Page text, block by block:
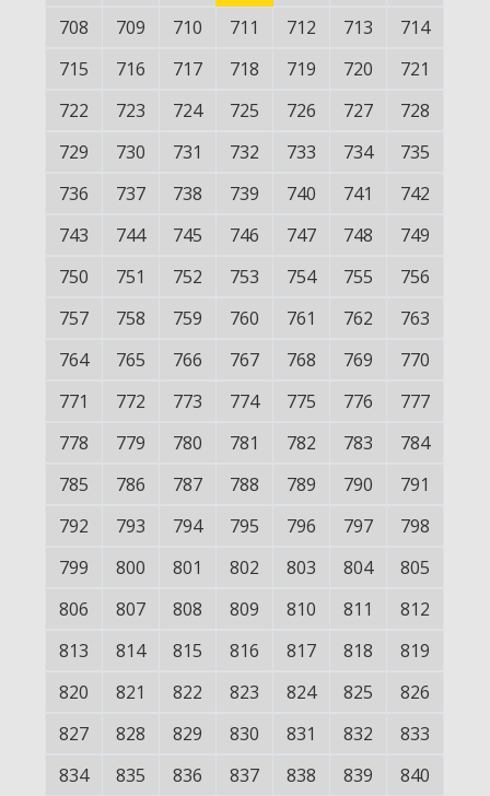
708
709 710 711 712 713
714
715
716 717 718 719 720
721
722
723 724 725 726 727
728
729
730 731 732 733 734
735
736
737 738 739 740 741
742
743
744 745 746 747 748
749
750
751 752 753 754 755
756
757
758 759 760 761 762
763
764
765 766 767 768 769
770
771
772 773 774 775 776
777
778
779 780 781 782 783
784
785
786 787 788 789 790
791
792
793 794 795 796 797
798
799
800 801 802 803 804
805
806
807 808 809 810 811
812
813
814 815 816 817 818
819
820
821 822 823 824 825
826
827
828 829 830 831 832
833
834
835 836 837 838 839 840